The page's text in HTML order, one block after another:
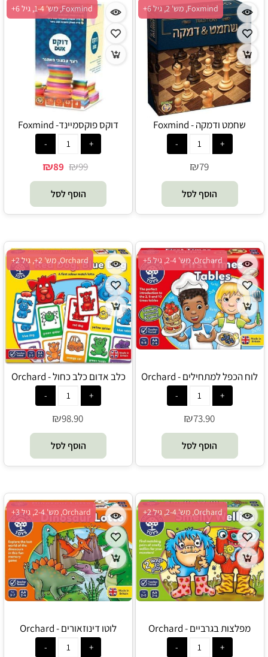
Foxmind, מש' 2, גיל 6+
שחמט ודמקה - Foxmind
₪79
הוסף לסל
Foxmind, מש' 1-4, גיל 6+
דוקס פוקסמיינד- Foxmind
₪99
₪89
הוסף לסל
Orchard, מש' 2-4, גיל 5+
לוח הכפל למתחילים - Orchard
₪73.90
הוסף לסל
Orchard, מש' 2+, גיל 2+
כלב אדום כלב כחול - Orchard
₪98.90
הוסף לסל
Orchard, מש' 2-4, גיל 2+
מפלצות בגרביים - Orchard
Orchard, מש' 2-4, גיל 3+
לוטו דינוזאורים - Orchard